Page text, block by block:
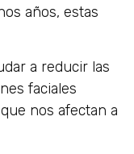
años, estas
a reducir las
faciales
nos afectan a